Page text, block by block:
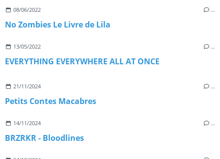
08/06/2022 …
No Zombies Le Livre de Lila
13/05/2022 …
EVERYTHING EVERYWHERE ALL AT ONCE
21/11/2024 …
Petits Contes Macabres
14/11/2024 …
BRZRKR - Bloodlines